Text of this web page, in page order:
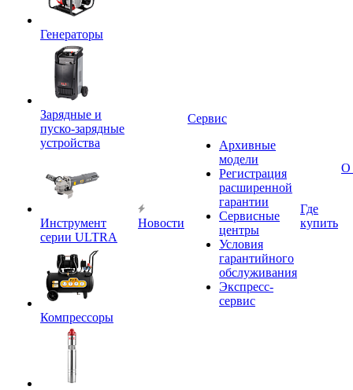
Генераторы
Зарядные и
пуско-зарядные
устройства
Инструмент
серии ULTRA
Компрессоры
Новости
Сервис
Архивные
модели
Регистрация
расширенной
гарантии
Сервисные
центры
Условия
гарантийного
обслуживания
Экспресс-
сервис
Где
купить
О